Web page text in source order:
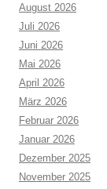
August 2026
Juli 2026
Juni 2026
Mai 2026
April 2026
März 2026
Februar 2026
Januar 2026
Dezember 2025
November 2025